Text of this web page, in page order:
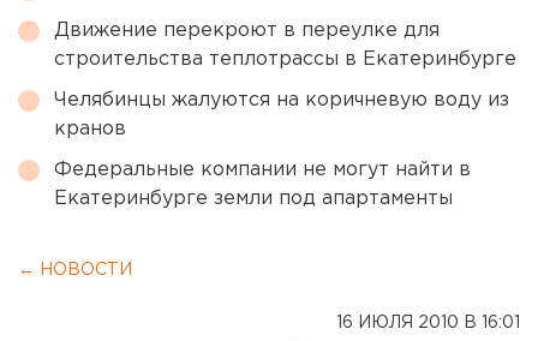
Движение перекроют в переулке для
строительства теплотрассы в Екатеринбурге
Челябинцы жалуются на коричневую воду из
кранов
Федеральные компании не могут найти в
Екатеринбурге земли под апартаменты
← НОВОСТИ
16 ИЮЛЯ 2010 В 16:01